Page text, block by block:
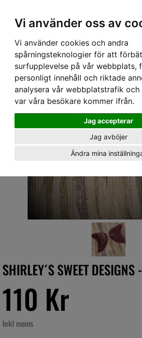
Vi använder oss av
Vi använder cookies och andra
spårningsteknologier för att
surfupplevelse på vår webbplats,
personligt innehåll och riktade
analysera vår webbplatstrafik
var våra besökare kommer ifrån.
Jag accepterar
Jag avböjer
Ändra mina
Hem› ACCESSOARER ›SMYCKEN› SHIRLEY´S SWEET
SHIRLEY´S SWEET
110 Kr
Inkl moms